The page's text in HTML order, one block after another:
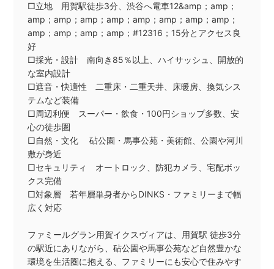
□立地 用賀駅徒歩3分、渋谷へ電車12&amp；amp；
amp；amp；amp；amp；amp；amp；amp；amp；
amp；amp；amp；amp；#12316；15分とアクセス良
好
□採光・設計 南向き85％以上、ハイサッシュ、開放的
な室内設計
□遮音・快適性 二重床・二重天井、床暖房、換気シス
テムなど装備
□周辺利便 スーパー・飲食・100円ショップ多数、安
心の徒歩圏
□自然・文化 砧公園・馬事公苑・美術館、公園や河川
敷が身近
□セキュリティ オートロック、防犯カメラ、宅配ボッ
クス完備
□対象層 若年層単身者からDINKS・ファミリーまで幅
広く対応
ファミールグラン用賀イクスヴィアは、用賀駅 徒歩3分
の駅近にありながら、砧公園や馬事公苑など自然豊かな
環境を生活圏に抱える、ファミリーにも安心で住みやす